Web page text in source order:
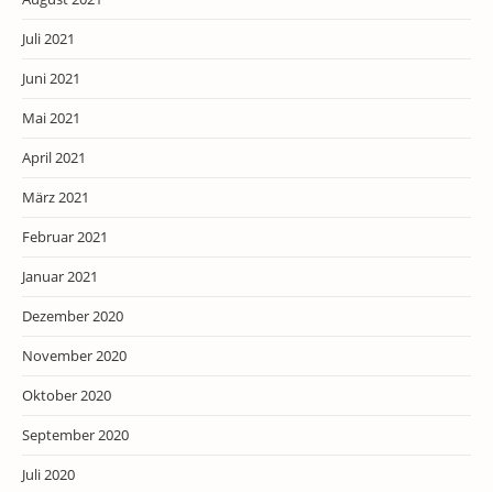
Juli 2021
Juni 2021
Mai 2021
April 2021
März 2021
Februar 2021
Januar 2021
Dezember 2020
November 2020
Oktober 2020
September 2020
Juli 2020